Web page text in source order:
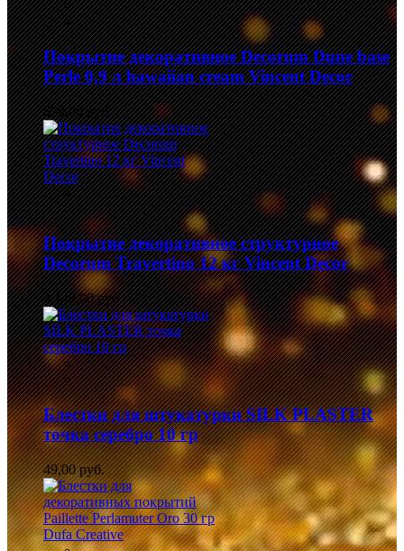
Покрытие декоративное Decorum Dune base
Perle 0,9 л hawaiian cream Vincent Decor
839,00 руб.
Покрытие декоративное структурное
Decorum Travertino 12 кг Vincent Decor
3 149,00 руб.
Блестки для штукатурки SILK PLASTER
точка серебро 10 гр
49,00 руб.